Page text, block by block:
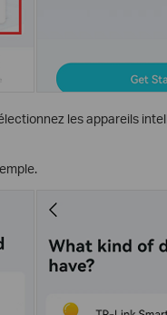
les appareils